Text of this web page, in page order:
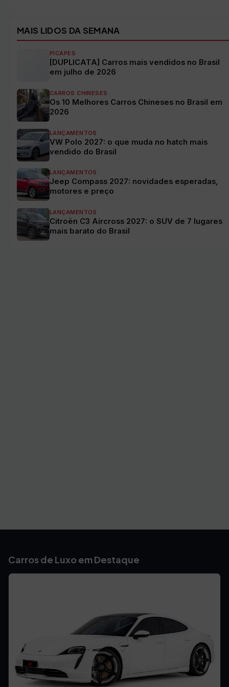
MAIS LIDOS DA SEMANA
PICAPES
[DUPLICATA] Carros mais vendidos no Brasil
em julho de 2026
CARROS CHINESES
Os 10 Melhores Carros Chineses no Brasil em
2026
LANÇAMENTOS
VW Polo 2027: o que muda no hatch mais
vendido do Brasil
LANÇAMENTOS
Jeep Compass 2027: novidades esperadas,
motores e preço
LANÇAMENTOS
Citroën C3 Aircross 2027: o SUV de 7 lugares
mais barato do Brasil
Carros de Luxo em Destaque